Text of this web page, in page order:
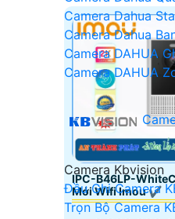
Camera Dahua
Camera Dahua
Camera DAHUA
Camera DAHUA
Camera Kbvision
Đầu Ghi Camera
Trọn Bộ Camera
IPC-B46LP-
Mới Wifi Imou ✔